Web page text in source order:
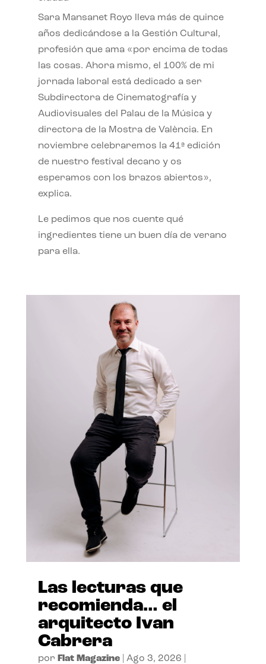
Sara Mansanet Royo lleva más de quince
años dedicándose a la Gestión Cultural,
profesión que ama «por encima de todas
las cosas. Ahora mismo, el 100% de mi
jornada laboral está dedicado a ser
Subdirectora de Cinematografía y
Audiovisuales del Palau de la Música y
directora de la Mostra de València. En
noviembre celebraremos la 41ª edición
de nuestro festival decano y os
esperamos con los brazos abiertos»,
explica.
Le pedimos que nos cuente qué
ingredientes tiene un buen día de verano
para ella.
Las lecturas que
recomienda… el
arquitecto Ivan
Cabrera
por Flat Magazine| Ago 3, 2026